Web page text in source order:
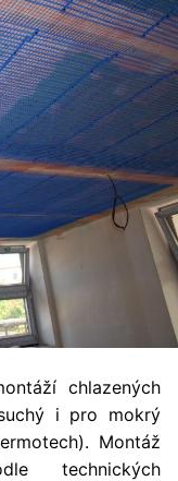
chlazených
i pro mokrý
Montáž
technických